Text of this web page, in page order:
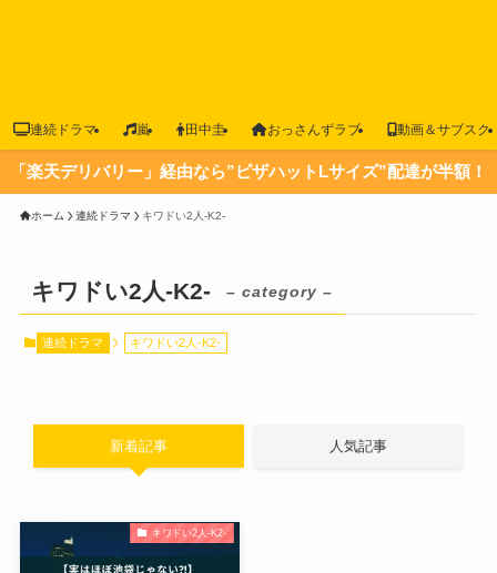
連続ドラマ 嵐 田中圭 おっさんずラブ 動画＆サブスク
「楽天デリバリー」経由なら”ピザハットLサイズ”配達が半額！
ホーム 連続ドラマ キワドい2人-K2-
キワドい2人-K2- – category –
連続ドラマ キワドい2人-K2-
新着記事 人気記事
キワドい2人-K2-